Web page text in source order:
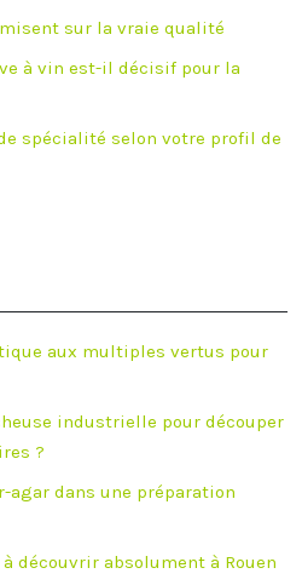
sur la vraie qualité
à vin est-il décisif pour la
spécialité selon votre profil de
aux multiples vertus pour
industrielle pour découper
?
agar dans une préparation
découvrir absolument à Rouen